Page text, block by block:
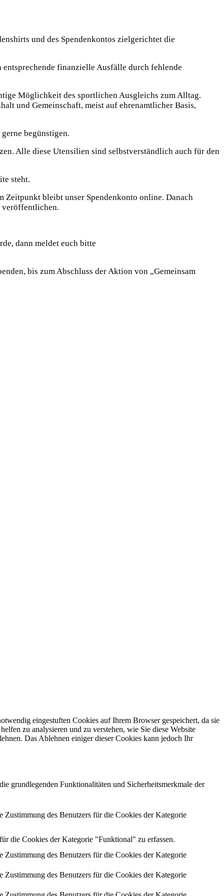
und des Spendenkontos zielgerichtet die
finanzielle Ausfälle durch fehlende
Möglichkeit des sportlichen Ausgleichs zum Alltag.
und Gemeinschaft, meist auf ehrenamtlicher Basis,
begünstigen.
Alle diese Utensilien sind selbstverständlich auch für den
steht.
Zeitpunkt bleibt unser Spendenkonto online. Danach
veröffentlichen.
dann meldet euch bitte
bis zum Abschluss der Aktion von „Gemeinsam
eingestuften Cookies auf Ihrem Browser gespeichert, da sie
zu analysieren und zu verstehen, wie Sie diese Website
Das Ablehnen einiger dieser Cookies kann jedoch Ihr
grundlegenden Funktionalitäten und Sicherheitsmerkmale der
des Benutzers für die Cookies der Kategorie
die Cookies der Kategorie "Funktional" zu erfassen.
des Benutzers für die Cookies der Kategorie
des Benutzers für die Cookies der Kategorie